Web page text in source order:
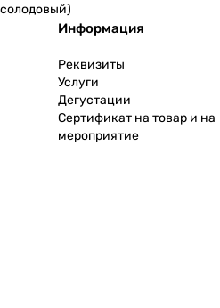
солодовый)
Информация
Реквизиты
Услуги
Дегустации
Сертификат на товар и на
мероприятие